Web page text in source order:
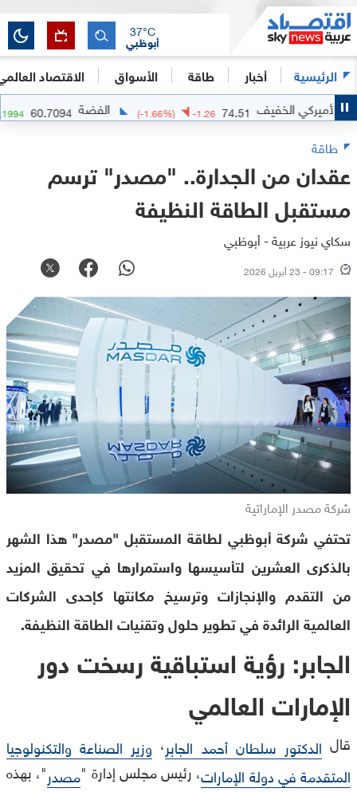
الرئيسية أخبار طاقة الأسواق الاقتصاد
أبوظبي
37°C
الخفيف 74.51
-1.26
(-1.66%) الفضة 60.7094
+1.1994
%)
طاقة
عقدان من الجدارة.. "مصدر" ترسم
مستقبل الطاقة النظيفة
سكاي نيوز عربية - أبوظبي
09:17 - 23 أبريل 2026
شركة مصدر الإماراتية
تحتفي شركة أبوظبي لطاقة المستقبل "مصدر" هذا الشهر
بالذكرى العشرين لتأسيسها واستمرارها في تحقيق المزيد
من التقدم والإنجازات وترسيخ مكانتها كإحدى الشركات
العالمية الرائدة في تطوير حلول وتقنيات الطاقة النظيفة.
الجابر: رؤية استباقية رسخت دور
الإمارات العالمي
قال الدكتور سلطان أحمد الجابر، وزير الصناعة والتكنولوجيا
المتقدمة في دولة الإمارات، رئيس مجلس إدارة "مصدر"، بهذه